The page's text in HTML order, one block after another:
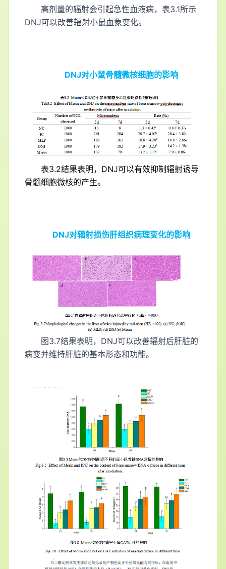
高剂量的辐射会引起急性血液病，表3.1所示
DNJ可以改善辐射小鼠血象变化。
DNJ对小鼠骨髓微核细胞的影响
表3.2结果表明，DNJ可以有效抑制辐射诱导
骨髓细胞微核的产生。
DNJ对辐射损伤肝组织病理变化的影响
图3.7结果表明，DNJ可以改善辐射后肝脏的
病变并维持肝脏的基本形态和功能。